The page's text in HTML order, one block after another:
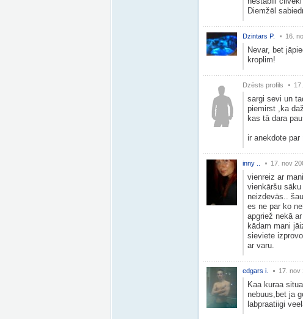
Diemžēl
Dzintars P. 16.
Nevar, bet
kroplim!
Dzēsts profils
sargi sevi un
piemirst ,ka
kas tā dara
ir anekdote
inny .. 17. nov
vienreiz ar
vienkāršu
neizdevās..
es ne par ko
apgriež nekā
kādam mani
sieviete
ar varu.
edgars i. 17. nov
Kaa kuraa
nebuus,bet ja
labpraatiigi